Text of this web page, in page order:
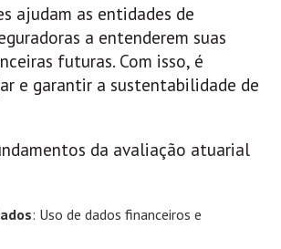
ajudam as entidades de
a entenderem suas
futuras. Com isso, é
e garantir a sustentabilidade de
da avaliação atuarial
: Uso de dados financeiros e